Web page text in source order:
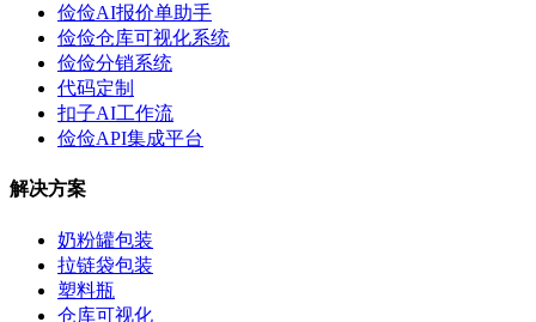
俭俭AI报价单助手
俭俭仓库可视化系统
俭俭分销系统
代码定制
扣子AI工作流
俭俭API集成平台
解决方案
奶粉罐包装
拉链袋包装
塑料瓶
仓库可视化